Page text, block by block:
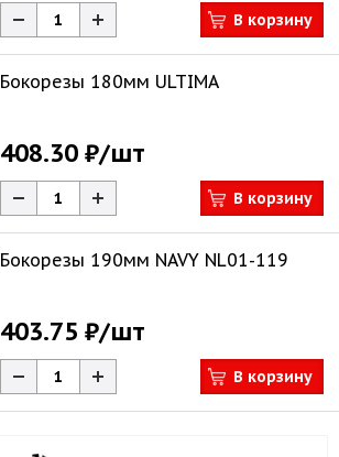
В корзину
Бокорезы 180мм ULTIMA
408.30 ₽/шт
В корзину
Бокорезы 190мм NAVY NL01-119
403.75 ₽/шт
В корзину